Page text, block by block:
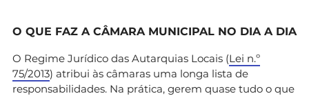
O QUE FAZ A CÂMARA MUNICIPAL NO DIA A DIA
O Regime Jurídico das Autarquias Locais (Lei n.º
75/2013) atribui às câmaras uma longa lista de
responsabilidades. Na prática, gerem quase tudo o que